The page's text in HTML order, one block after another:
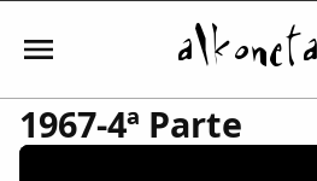
1967-4ª Parte